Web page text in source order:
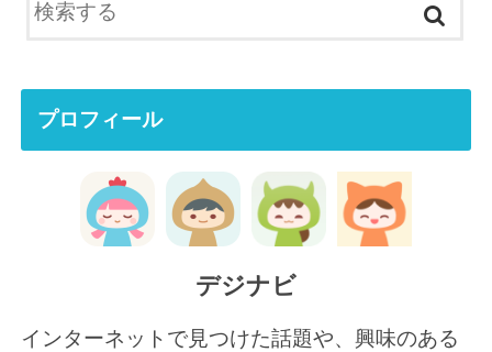
プロフィール
デジナビ
インターネットで見つけた話題や、興味のある